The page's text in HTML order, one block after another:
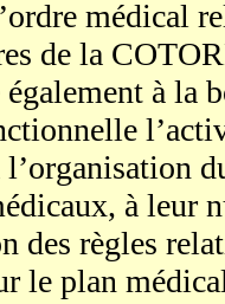
médical
de la
à la
à leur
des règles
le plan